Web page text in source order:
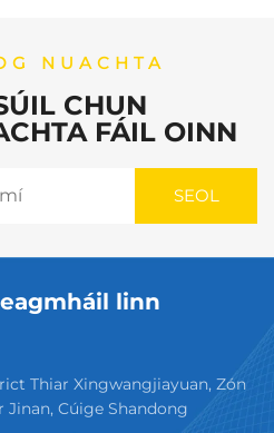
NUACHTA
CHUN
FÁIL OINN
linn
Thiar Xingwangjiayuan, Zón
Cúige Shandong